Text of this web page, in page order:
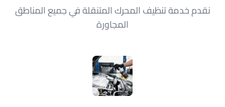
نقدم خدمة تنظيف المحرك المتنقلة في جميع المناطق
المجاورة